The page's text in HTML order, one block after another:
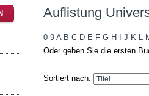
Auflistung
0-9 A B C D E F G H J K L
Oder geben Sie die ersten
Sortiert nach: